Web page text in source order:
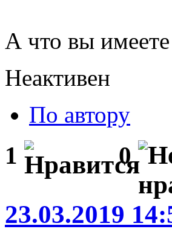
А что вы
Неактивен
По автору
1 0
23.03.2019